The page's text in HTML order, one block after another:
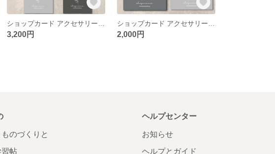
3,200円 2,000円
のづくりと
習帖
ヘルプセンター
お知らせ
ヘルプとガイド